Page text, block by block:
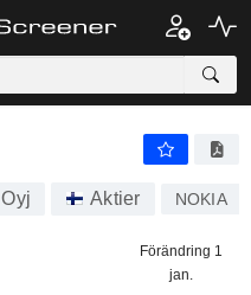
Aktier NOKIA
Förändring 1
jan.